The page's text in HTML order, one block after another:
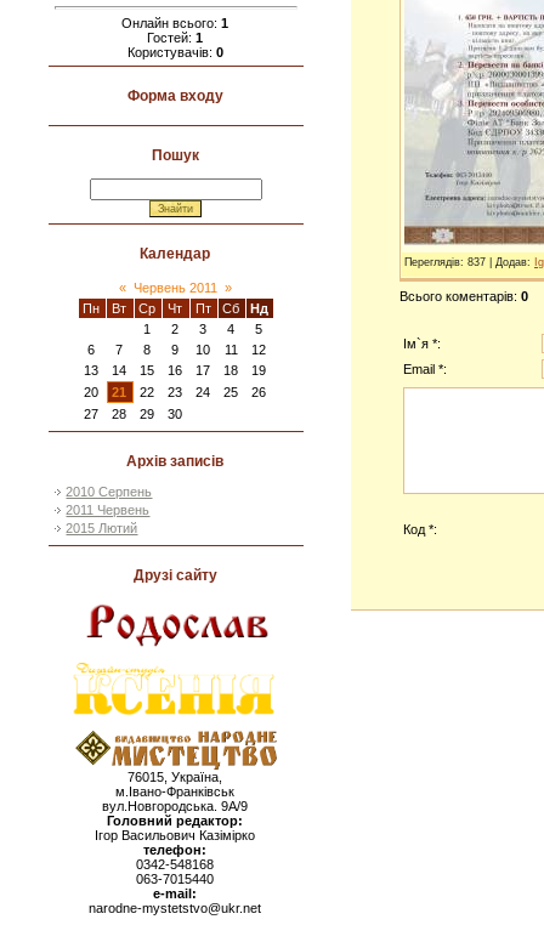
Онлайн всього:1
Гостей:1
Користувачів: 0
Форма входу
Пошук
Календар
« Червень 2011
»
Пн
Вт Ср Чт Пт Сб
Нд
1
2 3 4
5
6
7 8 9 10 11
12
13
14 15 16 17 18
19
20
21 22 23 24 25
26
27
28 29 30
Архів записів
2010 Серпень
2011 Червень
2015 Лютий
Друзі сайту
76015, Україна,
м.Івано-Франківськ
вул.Новгородська. 9А/9
Головний редактор:
Ігор Васильович Казімірко
телефон:
0342-548168
063-7015440
e-mail:
narodne-mystetstvo@ukr.net
Переглядів: 837 | Додав:
Всього коментарів: 0
Ім`я *:
Email *:
Код *: